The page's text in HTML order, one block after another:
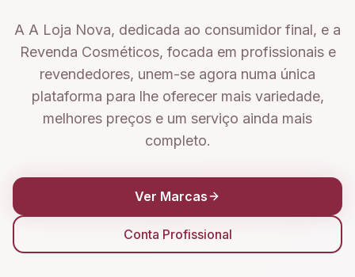
A A Loja Nova, dedicada ao consumidor final, e a
Revenda Cosméticos, focada em profissionais e
revendedores, unem-se agora numa única
plataforma para lhe oferecer mais variedade,
melhores preços e um serviço ainda mais
completo.
Ver Marcas
Conta Profissional